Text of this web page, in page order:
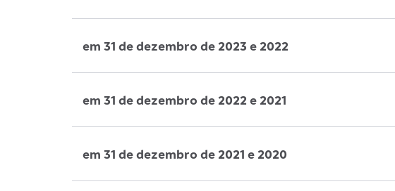
em 31 de dezembro de 2023 e 2022
em 31 de dezembro de 2022 e 2021
em 31 de dezembro de 2021 e 2020